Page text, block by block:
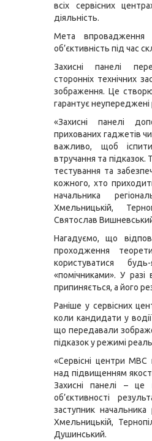
всіх сервісних
діяльність.
Мета впровадження
об’єктивність під час
Захисні панелі
сторонніх технічних
зображення. Це
гарантує неупереджені
«Захисні панелі
прихованих гаджетів
важливо, щоб
втручання та
тестування та
кожного, хто
начальника
Хмельницькій,
Святослав
Нагадуємо, що
проходження
користуватися
«помічниками». У
припиняється, а його
Раніше у сервісних
коли кандидати у
що передавали
підказок у режимі
«Сервісні центри
над підвищенням
Захисні панелі –
об’єктивності
заступник
Хмельницькій,
Душинський.